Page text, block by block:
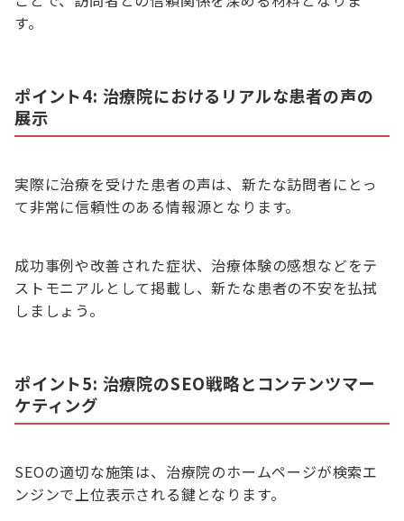
す。
ポイント4: 治療院におけるリアルな患者の声の
展示
実際に治療を受けた患者の声は、新たな訪問者にとっ
て非常に信頼性のある情報源となります。
成功事例や改善された症状、治療体験の感想などをテ
ストモニアルとして掲載し、新たな患者の不安を払拭
しましょう。
ポイント5: 治療院のSEO戦略とコンテンツマー
ケティング
SEOの適切な施策は、治療院のホームページが検索エ
ンジンで上位表示される鍵となります。